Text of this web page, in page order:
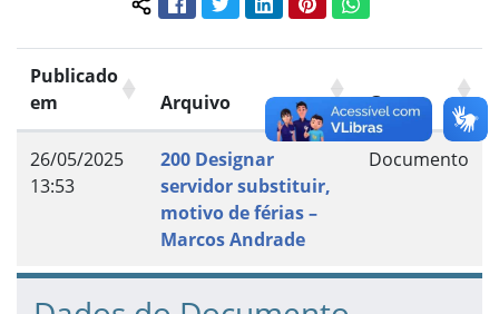
Compartilhar conteúdo:
Publicado
em
Arquivo Grupo
26/05/2025
13:53
200 Designar
servidor substituir,
motivo de férias –
Marcos Andrade
Documento